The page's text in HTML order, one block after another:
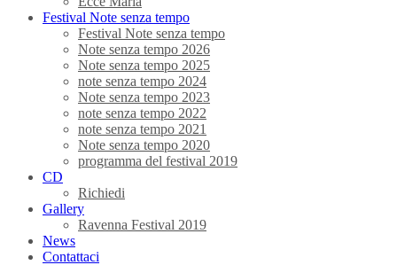
Festival Note senza tempo
Festival Note senza tempo
Note senza tempo 2026
Note senza tempo 2025
note senza tempo 2024
Note senza tempo 2023
note senza tempo 2022
note senza tempo 2021
Note senza tempo 2020
programma del festival 2019
CD
Richiedi
Gallery
Ravenna Festival 2019
News
Contattaci